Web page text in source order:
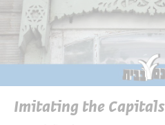
Imitating the Capitals